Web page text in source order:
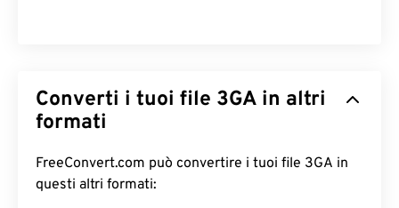
Converti i tuoi file 3GA in altri
formati
FreeConvert.com può convertire i tuoi file 3GA in
questi altri formati: